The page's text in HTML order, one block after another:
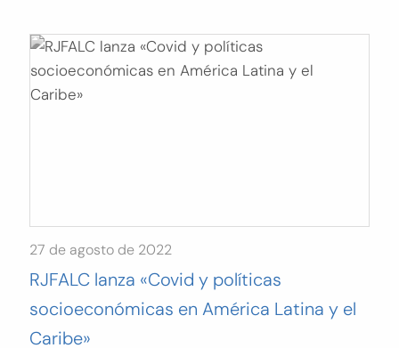
27 de agosto de 2022
RJFALC lanza «Covid y políticas
socioeconómicas en América Latina y el
Caribe»